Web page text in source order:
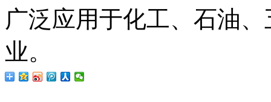
广泛应用于化工、石油
业。